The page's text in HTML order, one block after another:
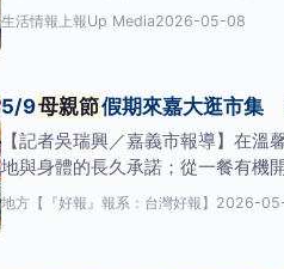
尊重；而站在治安
生活情報 上報Up Media2026-05-08
5/9母親節假期來嘉大逛市集
【記者吳瑞興／嘉義市報導】在溫
地與身體的長久承諾；從一餐有機
地方 【『好報』報系：台灣好報】 2026-